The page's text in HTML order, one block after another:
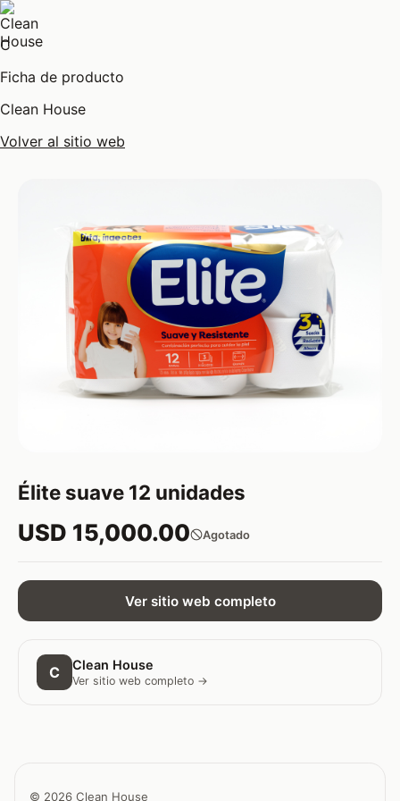
C
Ficha de producto
Clean House
Volver al sitio web
Élite suave 12 unidades
USD 15,000.00 Agotado
Ver sitio web completo
C Clean House
Ver sitio web completo →
© 2026 Clean House